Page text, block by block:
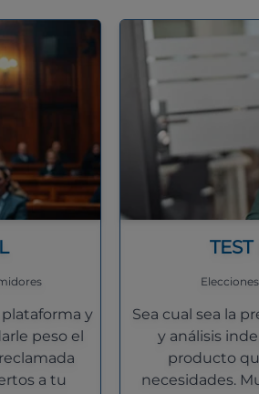
y
peso el
a tu
Sea cual sea la
y análisis
producto
necesidades.